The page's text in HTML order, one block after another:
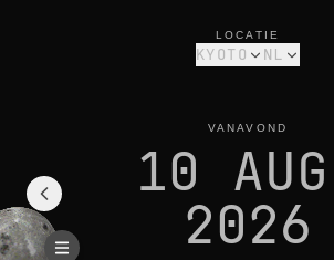
LOCATIE
KYOTO NL
VANAVOND
10
2026